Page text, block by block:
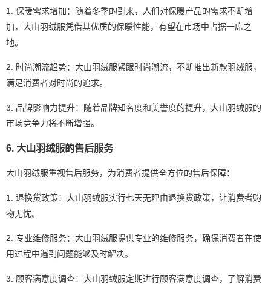
1. 保暖需求增加：随着冬季的到来，人们对保暖产品的需求不断增
加，大山羽绒服凭借其优质的保暖性能，有望在市场中占据一席之
地。
2. 时尚潮流趋势：大山羽绒服紧跟时尚潮流，不断推出新款羽绒服，
满足消费者对时尚的追求。
3. 品牌影响力提升：随着品牌知名度和美誉度的提升，大山羽绒服的
市场竞争力将不断增强。
6. 大山羽绒服的售后服务
大山羽绒服重视售后服务，为消费者提供全方位的售后保障：
1. 退换货政策：大山羽绒服实行七天无理由退换货政策，让消费者购
物无忧。
2. 专业维修服务：大山羽绒服提供专业的维修服务，确保消费者在使
用过程中遇到问题能够及时解决。
3. 顾客满意度调查：大山羽绒服定期进行顾客满意度调查，了解消费